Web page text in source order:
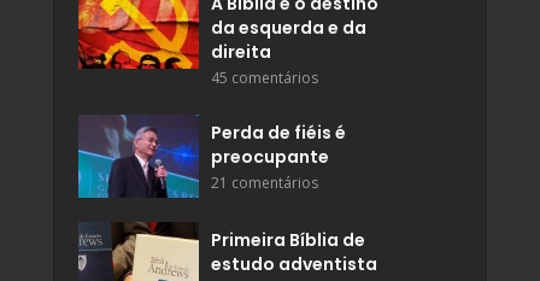
da esquerda e da
direita
45 comentários
Perda de fiéis é
preocupante
21 comentários
Primeira Bíblia de
estudo adventista